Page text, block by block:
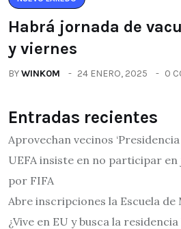
Habrá jornada de
y viernes
BYWINK0M 24 ENERO, 2025 0
Entradas recientes
Aprovechan vecinos
UEFA insiste en no participar
por FIFA
Abre inscripciones la Escuela de
¿Vive en EU y busca la